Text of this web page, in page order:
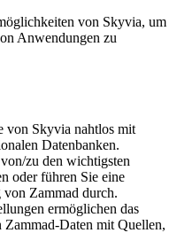
von Skyvia, um
Anwendungen zu
von Skyvia nahtlos mit
Datenbanken.
zu den wichtigsten
oder führen Sie eine
Zammad durch.
ermöglichen das
Daten mit Quellen,